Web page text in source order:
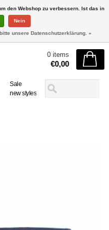
Sale
new styles
0 items
€0,00
den Webshop zu verbessern. Ist das in
Nein
unsere Datenschutzerklärung. »